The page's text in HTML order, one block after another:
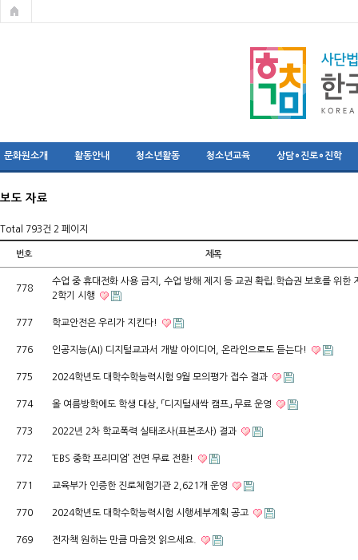
문화원소개 활동안내 청소년활동 청소년교육 상담∘진로∘진학
보도 자료
Total 793건 2 페이지
번호 제목
778
수업 중 휴대전화 사용 금지, 수업 방해 제지 등 교권 확립.학습권 보호를 위한
2학기 시행
777 학교안전은 우리가 지킨다!
776 인공지능(AI) 디지털교과서 개발 아이디어, 온라인으로도 듣는다!
775 2024학년도 대학수학능력시험 9월 모의평가 접수 결과
774 올 여름방학에도 학생 대상, 「디지털새싹 캠프」 무료 운영
773 2022년 2차 학교폭력 실태조사(표본조사) 결과
772 ‘EBS 중학 프리미엄’ 전면 무료 전환!
771 교육부가 인증한 진로체험기관 2,621개 운영
770 2024학년도 대학수학능력시험 시행세부계획 공고
769 전자책 원하는 만큼 마음껏 읽으세요.